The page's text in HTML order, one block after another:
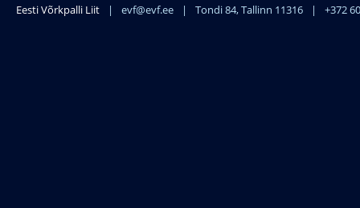
Eesti Võrkpalli Liit | evf@evf.ee | Tondi 84, Tallinn 11316 | +372